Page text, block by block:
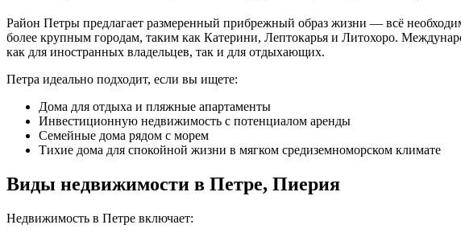
Район Петры предлагает размеренный прибрежный образ жизни — всё
более крупным городам, таким как Катерини, Лептокарья и Литохоро.
как для иностранных владельцев, так и для отдыхающих.
Петра идеально подходит, если вы ищете:
Дома для отдыха и пляжные апартаменты
Инвестиционную недвижимость с потенциалом аренды
Семейные дома рядом с морем
Тихие дома для спокойной жизни в мягком средиземноморском климате
Виды недвижимости в Петре, Пиерия
Недвижимость в Петре включает: